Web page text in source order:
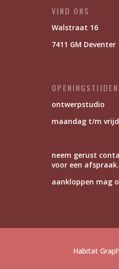
VIND ONS
Walstraat 16
7411 GM Deventer
OPENINGSTIJDEN
ontwerpstudio
maandag t/m
neem gerust
voor een afspraak.
aankloppen mag
Habitat